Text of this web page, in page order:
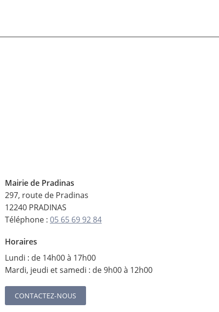
Mairie de Pradinas
297, route de Pradinas
12240 PRADINAS
Téléphone : 05 65 69 92 84
Horaires
Lundi : de 14h00 à 17h00
Mardi, jeudi et samedi : de 9h00 à 12h00
CONTACTEZ-NOUS